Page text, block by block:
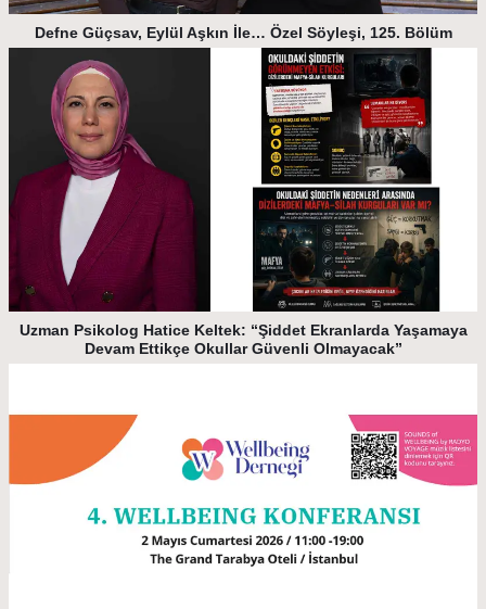
Defne Güçsav, Eylül Aşkın İle… Özel Söyleşi, 125. Bölüm
Uzman Psikolog Hatice Keltek: “Şiddet Ekranlarda Yaşamaya
Devam Ettikçe Okullar Güvenli Olmayacak”